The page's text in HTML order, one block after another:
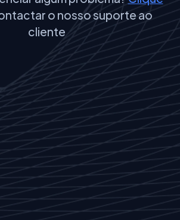
o nosso suporte ao
cliente